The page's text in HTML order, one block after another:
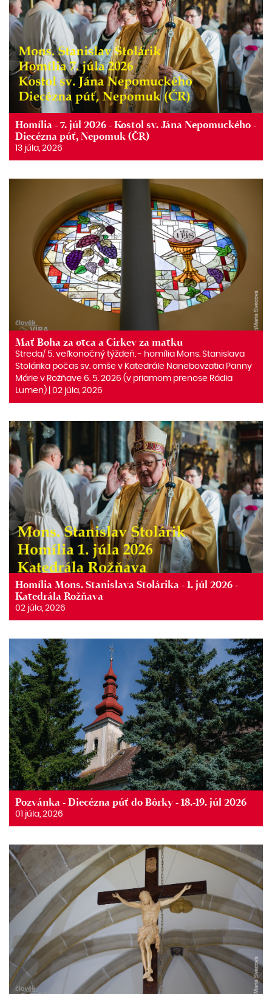
Homília - 7. júl 2026 - Kostol sv. Jána Nepomuckého -
Diecézna púť, Nepomuk (ČR)
13 júla, 2026
Mať Boha za otca a Cirkev za matku
Streda/ 5. veľkonočný týždeň. ‒ homília Mons. Stanislava
Stolárika počas sv. omše v Katedrále Nanebovzatia Panny
Márie v Rožňave 6. 5. 2026 (v priamom prenose Rádia
Lumen) | 02 júla, 2026
Homília Mons. Stanislava Stolárika - 1. júl 2026 -
Katedrála Rožňava
02 júla, 2026
Pozvánka - Diecézna púť do Bôrky - 18.-19. júl 2026
01 júla, 2026